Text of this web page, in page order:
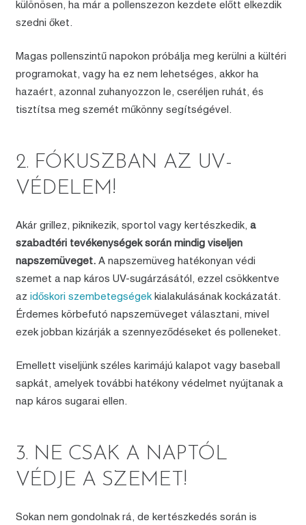
különösen, ha már a pollenszezon kezdete előtt elkezdik
szedni őket.
Magas pollenszintű napokon próbálja meg kerülni a kültéri
programokat, vagy ha ez nem lehetséges, akkor ha
hazaért, azonnal zuhanyozzon le, cseréljen ruhát, és
tisztítsa meg szemét műkönny segítségével.
2. FÓKUSZBAN AZ UV-
VÉDELEM!
Akár grillez, piknikezik, sportol vagy kertészkedik, a
szabadtéri tevékenységek során mindig viseljen
napszemüveget.A napszemüveg hatékonyan védi
szemet a nap káros UV-sugárzásától, ezzel csökkentve
az időskori szembetegségekkialakulásának kockázatát.
Érdemes körbefutó napszemüveget választani, mivel
ezek jobban kizárják a szennyeződéseket és polleneket.
Emellett viseljünk széles karimájú kalapot vagy baseball
sapkát, amelyek további hatékony védelmet nyújtanak a
nap káros sugarai ellen.
3. NE CSAK A NAPTÓL
VÉDJE A SZEMET!
Sokan nem gondolnak rá, de kertészkedés során is